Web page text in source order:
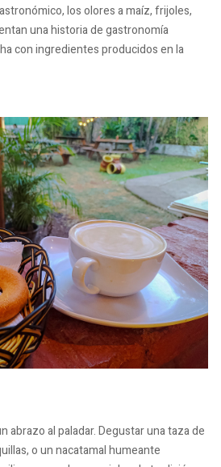
los olores a maíz, frijoles,
una historia de gastronomía
con ingredientes producidos en la
abrazo al paladar. Degustar una taza de
o un nacatamal humeante